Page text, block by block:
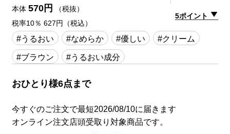
本体 570円
（税抜）
税率10％ 627円（税込）
5ポイント
#うるおい #なめらか #優しい
#クリーム
#ブラウン
#うるおい成分
おひとり様6点まで
今すぐのご注文で最短2026/08/10に届きます
オンライン注文店頭受取り対象商品です。